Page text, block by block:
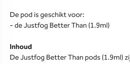
De pod is geschikt voor:
- de Justfog Better Than (1.9ml)
Inhoud
De Justfog Better Than pods (1.9ml)